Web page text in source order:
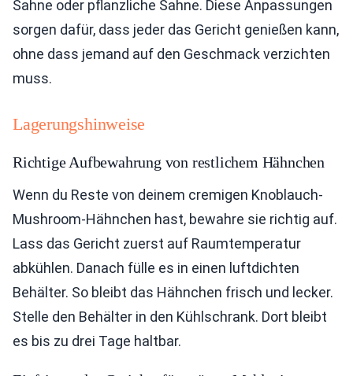
Sahne oder pflanzliche Sahne. Diese Anpassungen
sorgen dafür, dass jeder das Gericht genießen kann,
ohne dass jemand auf den Geschmack verzichten
muss.
Lagerungshinweise
Richtige Aufbewahrung von restlichem Hähnchen
Wenn du Reste von deinem cremigen Knoblauch-
Mushroom-Hähnchen hast, bewahre sie richtig auf.
Lass das Gericht zuerst auf Raumtemperatur
abkühlen. Danach fülle es in einen luftdichten
Behälter. So bleibt das Hähnchen frisch und lecker.
Stelle den Behälter in den Kühlschrank. Dort bleibt
es bis zu drei Tage haltbar.